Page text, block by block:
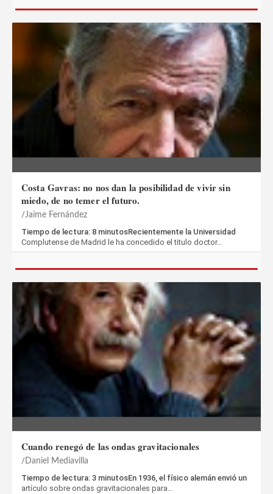
Costa Gavras: no nos dan la posibilidad de vivir sin
miedo, de no temer el futuro.
Jaime Fernández
Tiempo de lectura: 8 minutosRecientemente la Universidad
Complutense de Madrid le ha concedido el titulo doctor…
Cuando renegó de las ondas gravitacionales
Daniel Mediavilla
Tiempo de lectura: 3 minutosEn 1936, el físico alemán envió un
artículo sobre ondas gravitacionales para…